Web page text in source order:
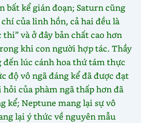
bất kể gián đoạn; Saturn cũng
chí của linh hồn, cả hai đều là
và ở đây bản chất cao hơn
khi con người hợp tác. Thầy
đến lúc cánh hoa thứ tám thực
độ vô ngã đáng kể đã được đạt
hỏi của phàm ngã thấp hơn đã
kể; Neptune mang lại sự vô
lại ý thức về nguyên mẫu